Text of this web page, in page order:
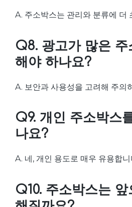
A. 주소박스는 관리와 분류에 더
Q8. 광고가 많은 주
해야 하나요?
A. 보안과 사용성을 고려해 주의
Q9. 개인 주소박스
나요?
A. 네, 개인 용도로 매우 유용합니
Q10. 주소박스는